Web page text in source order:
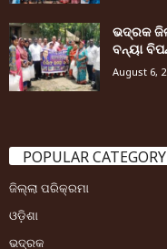
ଭଦ୍ରକ
ବନ୍ୟା
August 6,
POPULAR CATEGORY
ଜିଲ୍ଲା ପରିକ୍ରମା
ଓଡ଼ିଶା
ଭଦ୍ରକ